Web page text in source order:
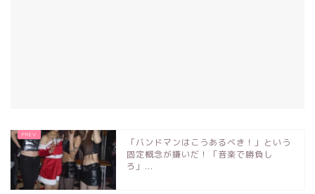
「バンドマンはこうあるべき！」という
固定概念が嫌いだ！「音楽で勝負し
ろ」...